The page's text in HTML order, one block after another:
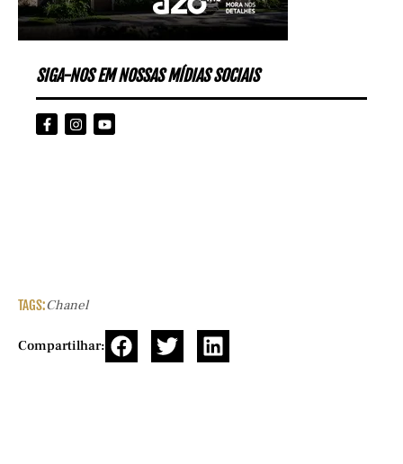
SIGA-NOS EM NOSSAS MÍDIAS SOCIAIS
TAGS:Chanel
Compartilhar: